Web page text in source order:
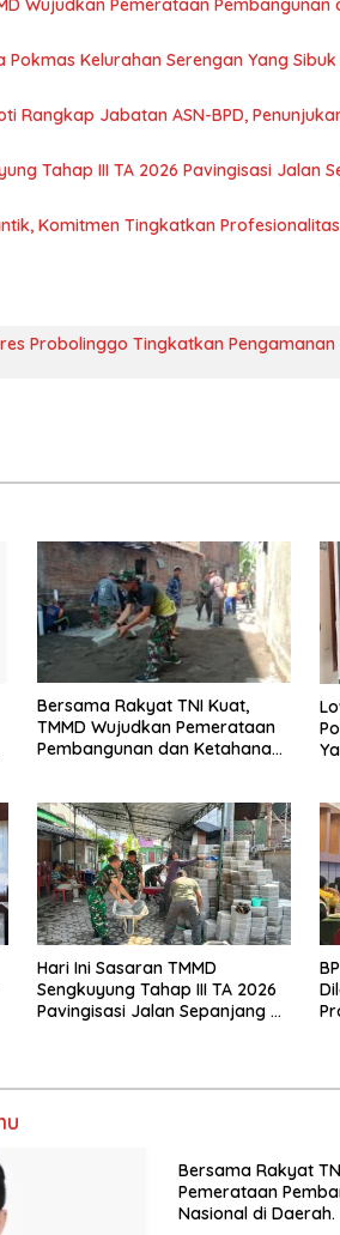
Wujudkan Pemerataan
Kelurahan Serengan Yang
Rangkap Jabatan ASN-BPD,
Tahap III TA 2026 Pavingisasi Jalan
Komitmen Tingkatkan
Probolinggo Tingkatkan
Bersama Rakyat TNI Kuat,
TMMD Wujudkan Pemerataan
Pembangunan dan Ketahanan
Hari Ini Sasaran TMMD
Sengkuyung Tahap III TA 2026
Pavingisasi Jalan Sepanjang 97
Bersama Rakyat
Pemerataan
Nasional di Daerah.